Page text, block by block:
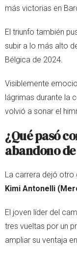
más victorias en
El triunfo también
subir a lo más alto
Bélgica de 2024.
Visiblemente
lágrimas durante la
volvió a sonar el
¿Qué pasó
abandono
La carrera dejó otro
Kimi Antonelli
El joven líder del
tres vueltas por un
ampliar su ventaja